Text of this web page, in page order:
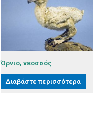
Όρνιο, νεοσσός
Διαβάστε περισσότερα